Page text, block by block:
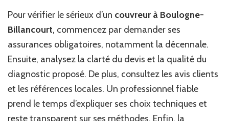
Pour vérifier le sérieux d’un couvreur à Boulogne-
Billancourt, commencez par demander ses
assurances obligatoires, notamment la décennale.
Ensuite, analysez la clarté du devis et la qualité du
diagnostic proposé. De plus, consultez les avis clients
et les références locales. Un professionnel fiable
prend le temps d’expliquer ses choix techniques et
reste transparent sur ses méthodes. Enfin, la